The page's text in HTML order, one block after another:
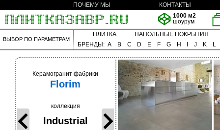
ПОЧЕМУ МЫ
КОНТАКТЫ
1000 м2
шоурум
ВЫБОР ПО ПАРАМЕТРАМ
ПЛИТКА
НАПОЛЬНЫЕ ПОКРЫТИЯ
БРЕНДЫ: A B C D E F G H J K L
Керамогранит фабрики
Florim
коллекция
Industrial